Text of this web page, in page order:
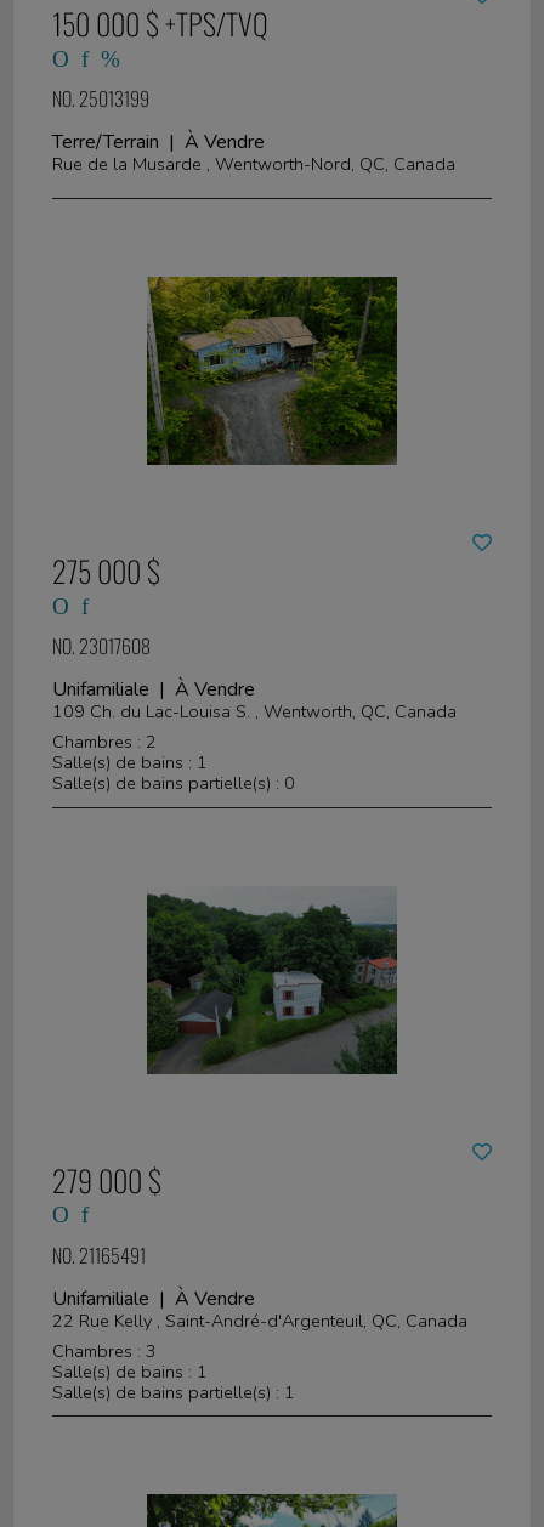
150 000 $ +TPS/TVQ
NO. 25013199
Terre/Terrain | À Vendre
Rue de la Musarde , Wentworth-Nord, QC, Canada
275 000 $
NO. 23017608
Unifamiliale | À Vendre
109 Ch. du Lac-Louisa S. , Wentworth, QC, Canada
Chambres : 2
Salle(s) de bains : 1
Salle(s) de bains partielle(s) : 0
279 000 $
NO. 21165491
Unifamiliale | À Vendre
22 Rue Kelly , Saint-André-d'Argenteuil, QC, Canada
Chambres : 3
Salle(s) de bains : 1
Salle(s) de bains partielle(s) : 1